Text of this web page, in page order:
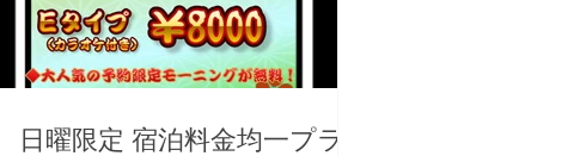
日曜限定 宿泊料金均一プラ